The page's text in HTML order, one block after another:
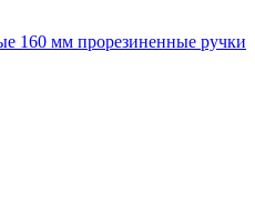
160 мм прорезиненные ручки